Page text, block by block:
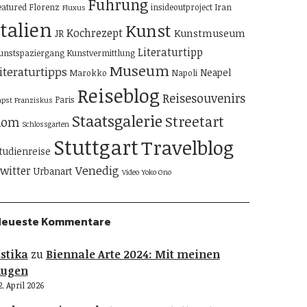
Florenz Fluxus Führung insideoutproject Iran
JR Kochrezept Kunst Kunstmuseum
Kunstvermittlung Literaturtipp
Marokko Museum Napoli Neapel
Franziskus Paris Reiseblog Reisesouvenirs
Schlossgarten Staatsgalerie Streetart
StuttgartTravelblog
Urbanart Venedig Video Yoko Ono
Kommentare
zu Biennale Arte 2024: Mit meinen
April 2026